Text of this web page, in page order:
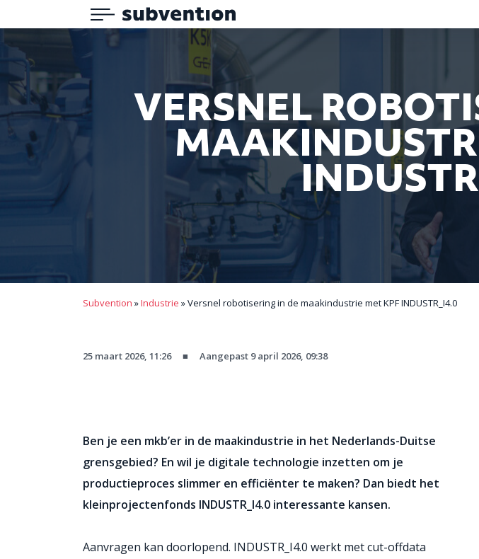
Subvention
Menu
VERSNEL
Subvention »Industrie »Versnel robotisering in de maakindustrie met KPF INDUSTR_I4.0
25 maart 2026, 11:26 ■ Aangepast 9 april 2026, 09:38
Ben je een mkb’er in de maakindustrie in het Nederlands-Duitse
grensgebied? En wil je digitale technologie inzetten om je
productieproces slimmer en efficiënter te maken? Dan biedt het
kleinprojectenfonds INDUSTR_I4.0 interessante kansen.
Aanvragen kan doorlopend. INDUSTR_I4.0 werkt met cut-offdata